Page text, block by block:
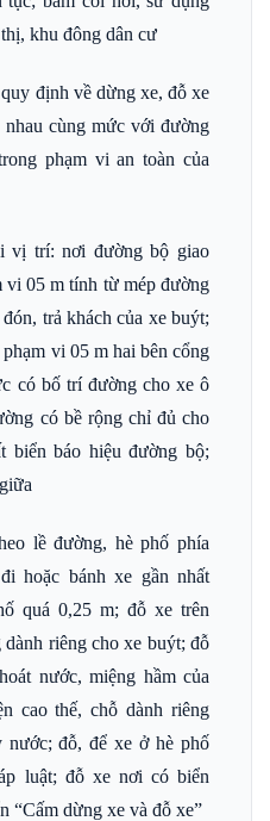
khu đông dân cư
định về dừng xe, đỗ xe
cùng mức với đường
phạm vi an toàn của
vị trí: nơi đường bộ giao
vi 05 m tính từ mép đường
trả khách của xe buýt;
vi 05 m hai bên cổng
có bố trí đường cho xe ô
có bề rộng chỉ đủ cho
biển báo hiệu đường bộ;
lề đường, hè phố phía
hoặc bánh xe gần nhất
quá 0,25 m; đỗ xe trên
riêng cho xe buýt; đỗ
nước, miệng hầm của
cao thế, chỗ dành riêng
nước; đỗ, để xe ở hè phố
luật; đỗ xe nơi có biển
“Cấm dừng xe và đỗ xe”